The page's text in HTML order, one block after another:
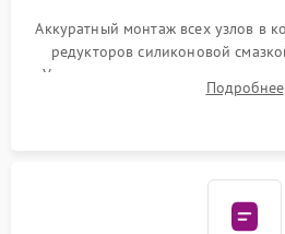
Аккуратный монтаж всех узлов в
редукторов силиконовой
Установка новых расходных
микрофибры, щеток). Надежная
Подробнее